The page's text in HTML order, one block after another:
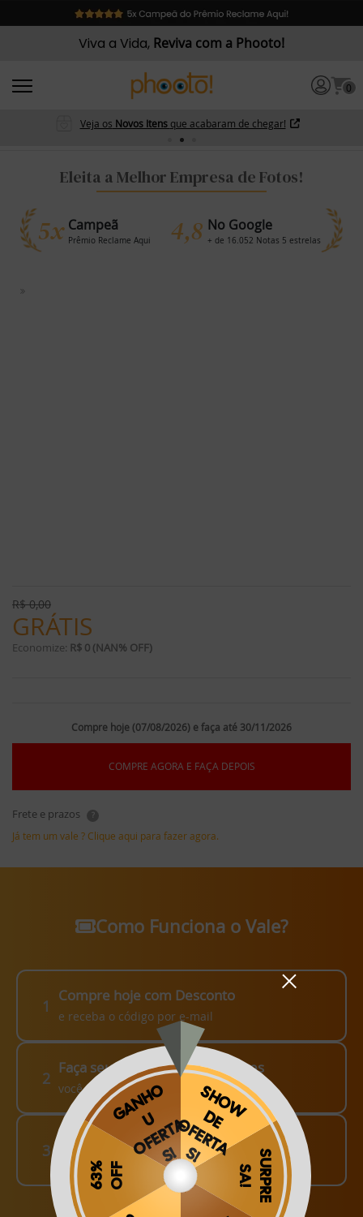
Viva a Vida, Reviva com a Phooto!
0
Veja os Novos Itens que acabaram de chegar!
Eleita a Melhor Empresa de Fotos!
5x Campeã
Prêmio Reclame Aqui 4,8 No Google
+ de 16.052 Notas 5 estrelas
R$0,00
GRÁTIS
Economize: R$ 0 (NAN% OFF)
Compre hoje (07/08/2026) e faça até 30/11/2026
COMPRE AGORA E FAÇA DEPOIS
Frete e prazos ?
Já tem um vale ? Clique aqui para fazer agora.
Como Funciona o Vale?
1
Compre hoje com Desconto
e receba o código por e-mail
2
Faça seu pedido em até 3 meses
você escolhe como fazer!
3
Finalize o seu Pedido!
pague o Frete e receba em sua casa